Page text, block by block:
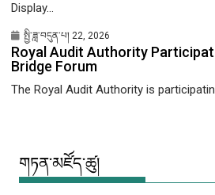
Display...
སྤྱི་ཟླ་བདུན་པ། 22, 2026
Royal Audit Authority
Bridge Forum
The Royal Audit Authority is
གཏན་མཛོད་ཚུ།